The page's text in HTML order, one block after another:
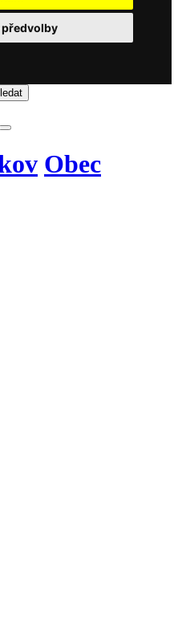
předvolby
Obec